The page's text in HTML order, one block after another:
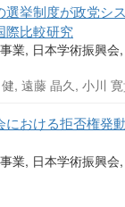
選挙制度が政党シ
際比較研究
業, 日本学術振興会
, 遠藤 晶久, 小川
における拒否権発
業, 日本学術振興会